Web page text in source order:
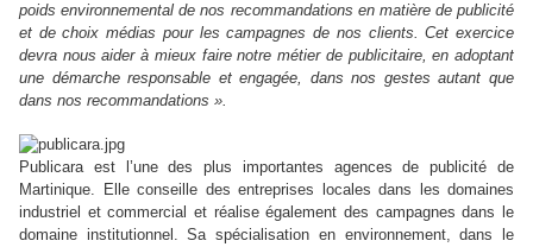
poids environnemental de nos recommandations en matière de publicité
et de choix médias pour les campagnes de nos clients. Cet exercice
devra nous aider à mieux faire notre métier de publicitaire, en adoptant
une démarche responsable et engagée, dans nos gestes autant que
dans nos recommandations ».
Publicara est l’une des plus importantes agences de publicité de
Martinique. Elle conseille des entreprises locales dans les domaines
industriel et commercial et réalise également des campagnes dans le
domaine institutionnel. Sa spécialisation en environnement, dans le